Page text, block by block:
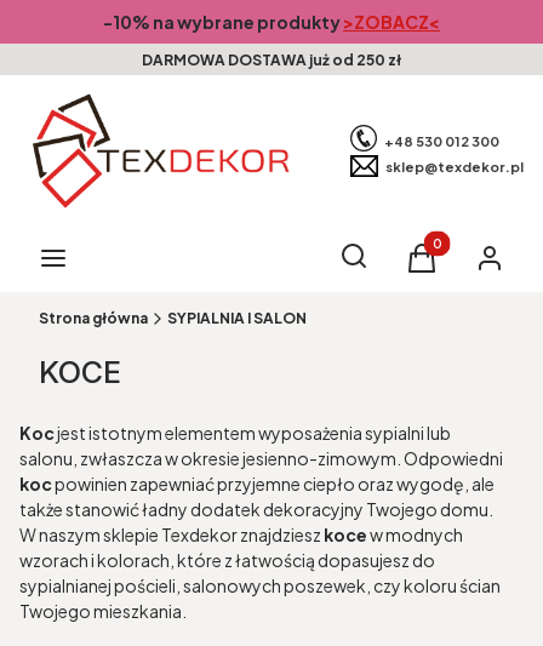
-10% na wybrane produkty>ZOBACZ<
DARMOWA DOSTAWA już od 250 zł
+48 530 012 300
sklep@texdekor.pl
Menu Otwórz wyszukiwarkę
Szukaj Produkty w
Koszyk Zaloguj
Strona główna SYPIALNIA I SALON
KOCE
Kocjest istotnym elementem wyposażenia sypialni lub
salonu, zwłaszcza w okresie jesienno-zimowym. Odpowiedni
kocpowinien zapewniać przyjemne ciepło oraz wygodę, ale
także stanowić ładny dodatek dekoracyjny Twojego domu.
W naszym sklepie Texdekor znajdziesz kocew modnych
wzorach i kolorach, które z łatwością dopasujesz do
sypialnianej pościeli, salonowych poszewek, czy koloru ścian
Twojego mieszkania.